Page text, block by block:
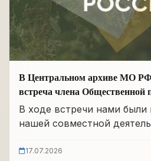
В Центральном архиве МО
встреча члена
Руководителя Регионального
движение России» в ЧР Иса
Панковым
В ходе встречи нами были
нашей совместной
17.07.2026